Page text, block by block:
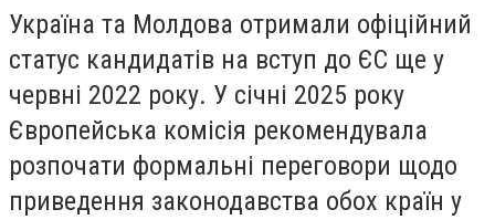
Україна та Молдова отримали офіційний
статус кандидатів на вступ до ЄС ще у
червні 2022 року. У січні 2025 року
Європейська комісія рекомендувала
розпочати формальні переговори щодо
приведення законодавства обох країн у